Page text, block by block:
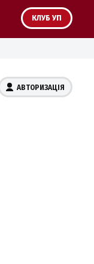
КЛУБ УП
АВТОРИЗАЦІЯ